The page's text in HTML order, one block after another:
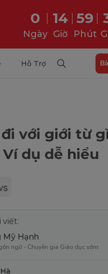
0
Ngày
14
Giờ
59
Phút
Hỗ Trợ
với giới từ
dụ dễ hiểu
viết:
Mỹ Hạnh
ngữ - Chuyên gia Giáo dục sớm